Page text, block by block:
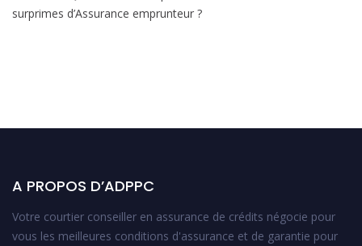
surprimes d’Assurance emprunteur ?
A PROPOS D’ADPPC
Votre courtier conseiller en assurance de crédits négocie pour
vous les meilleures conditions d'assurance et de garantie pour